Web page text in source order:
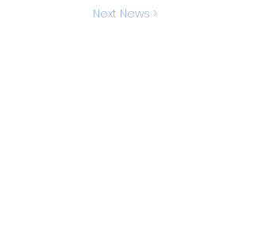
Next News >